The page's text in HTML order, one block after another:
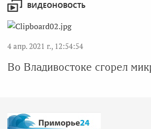
ВИДЕОНОВОСТЬ
4 апр. 2021 г., 12:54:54
Во Владивостоке сгорел